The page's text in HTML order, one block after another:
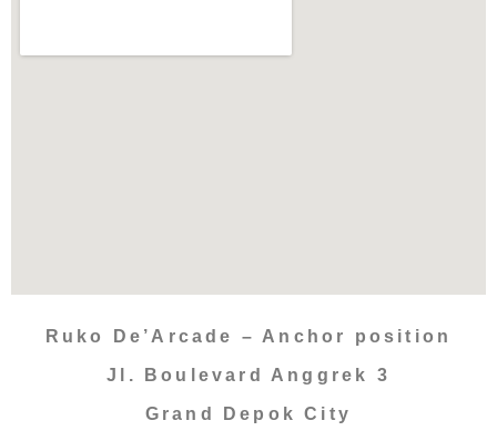
Ruko De’Arcade – Anchor position
Jl. Boulevard Anggrek 3
Grand Depok City